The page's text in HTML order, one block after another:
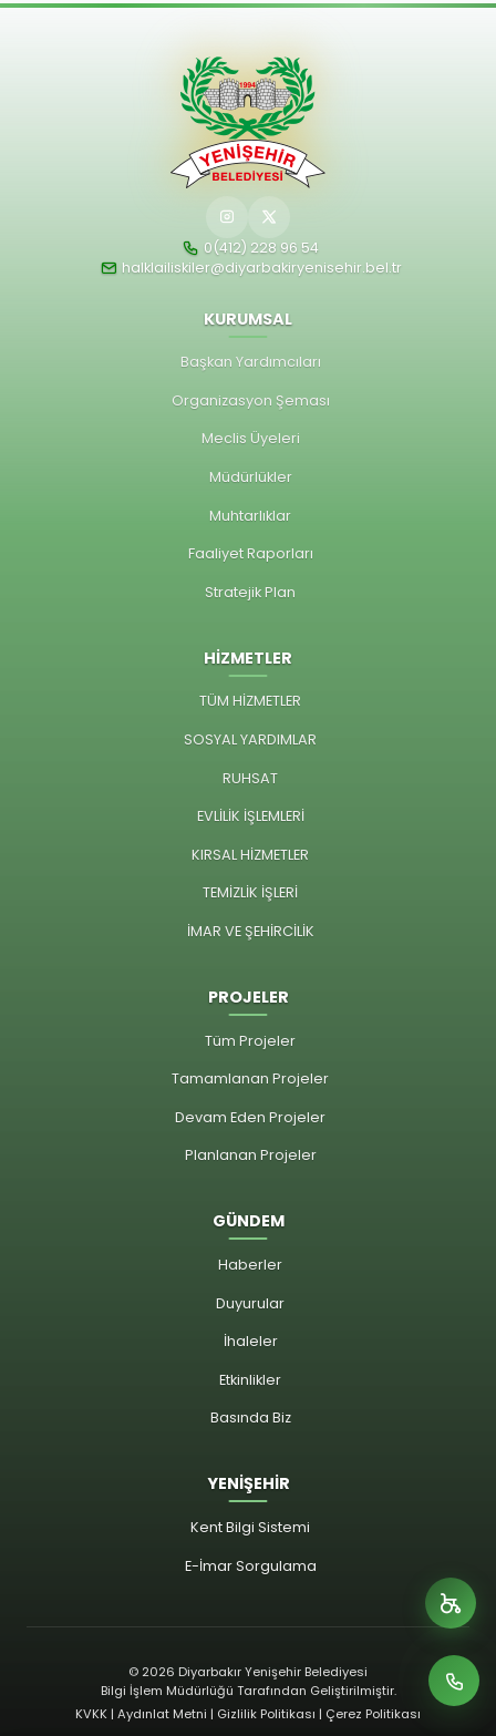
0(412) 228 96 54
halklailiskiler@diyarbakiryenisehir.bel.tr
KURUMSAL
Başkan Yardımcıları
Organizasyon Şeması
Meclis Üyeleri
Müdürlükler
Muhtarlıklar
Faaliyet Raporları
Stratejik Plan
HİZMETLER
TÜM HİZMETLER
SOSYAL YARDIMLAR
RUHSAT
EVLİLİK İŞLEMLERİ
KIRSAL HİZMETLER
TEMİZLİK İŞLERİ
İMAR VE ŞEHİRCİLİK
PROJELER
Tüm Projeler
Tamamlanan Projeler
Devam Eden Projeler
Planlanan Projeler
GÜNDEM
Haberler
Duyurular
İhaleler
Etkinlikler
Basında Biz
YENİŞEHİR
Kent Bilgi Sistemi
E-İmar Sorgulama
© 2026 Diyarbakır Yenişehir Belediyesi
Bilgi İşlem Müdürlüğü Tarafından Geliştirilmiştir.
KVKK | Aydınlat Metni | Gizlilik Politikası | Çerez Politikası